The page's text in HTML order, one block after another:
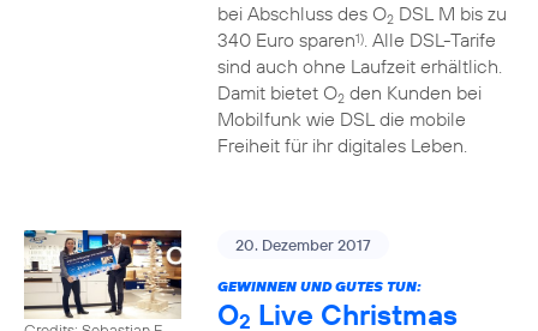
bei Abschluss des O2DSL M bis zu
340 Euro sparen1). Alle DSL-Tarife
sind auch ohne Laufzeit erhältlich.
Damit bietet O2den Kunden bei
Mobilfunk wie DSL die mobile
Freiheit für ihr digitales Leben.
20. Dezember 2017
GEWINNEN UND GUTES TUN:
O2 Live Christmas